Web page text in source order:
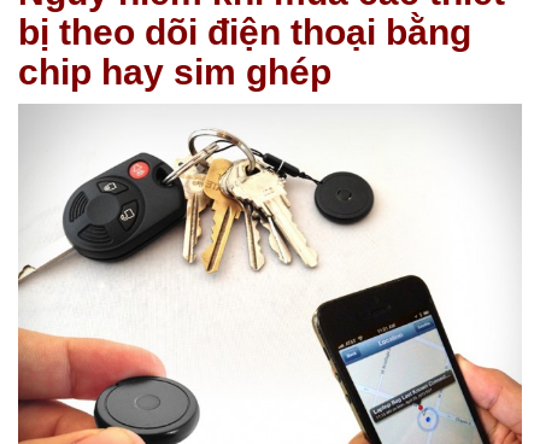
bị theo dõi điện thoại bằng
chip hay sim ghép